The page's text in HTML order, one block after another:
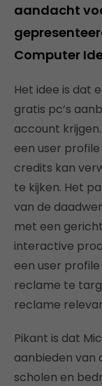
aandacht
Computer
Het idee is dat
gratis pc’s
account
een user
credits kan
te kijken. Het
van de
met een
interactive
een user
reclame te
reclame
Pikant is dat
aanbieden van
scholen en